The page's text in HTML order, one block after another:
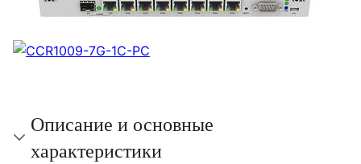
Описание и основные
характеристики